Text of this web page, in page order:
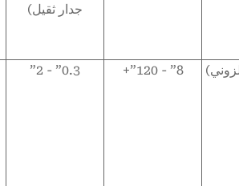
جدار ثقيل)
8” - 120”+
0.3” - 2”